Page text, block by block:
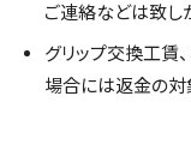
ご連絡などは致し
グリップ交換工賃
場合には返金の対